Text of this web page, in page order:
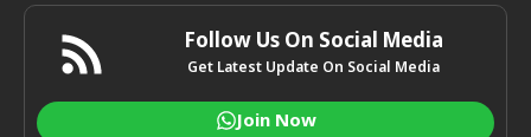
Follow Us On Social Media
Get Latest Update On Social Media
Join Now